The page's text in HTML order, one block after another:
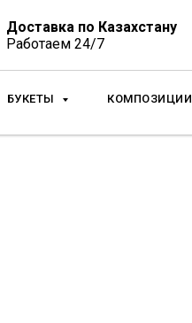
Доставка по Казахстану
Работаем 24/7
БУКЕТЫ КОМПОЗИЦИИ